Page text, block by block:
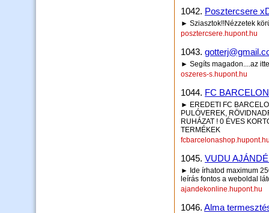
1042. Posztercsere
► Sziasztok!!Nézzetek
posztercsere.hupont.hu
1043.
► Segíts magadon....az
oszeres-s.hupont.hu
1044. FC
► EREDETI FC
PULÓVEREK,
RUHÁZAT ! 0 ÉVES
TERMÉKEK
1045. VUDU
► Ide írhatod maximum
leírás fontos a weboldal
ajandekonline.hupont.hu
1046. Alma